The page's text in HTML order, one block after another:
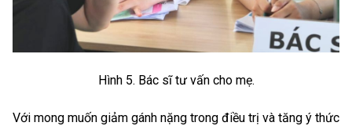
Hình 5. Bác sĩ tư vấn cho mẹ.
Với mong muốn giảm gánh nặng trong điều trị và tăng ý thức